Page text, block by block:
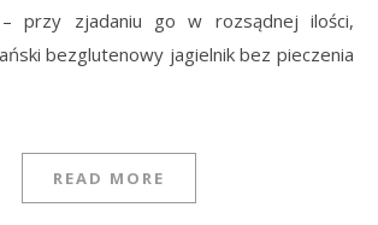
przy zjadaniu go w rozsądnej ilości,
bezglutenowy jagielnik bez pieczenia
READ MORE